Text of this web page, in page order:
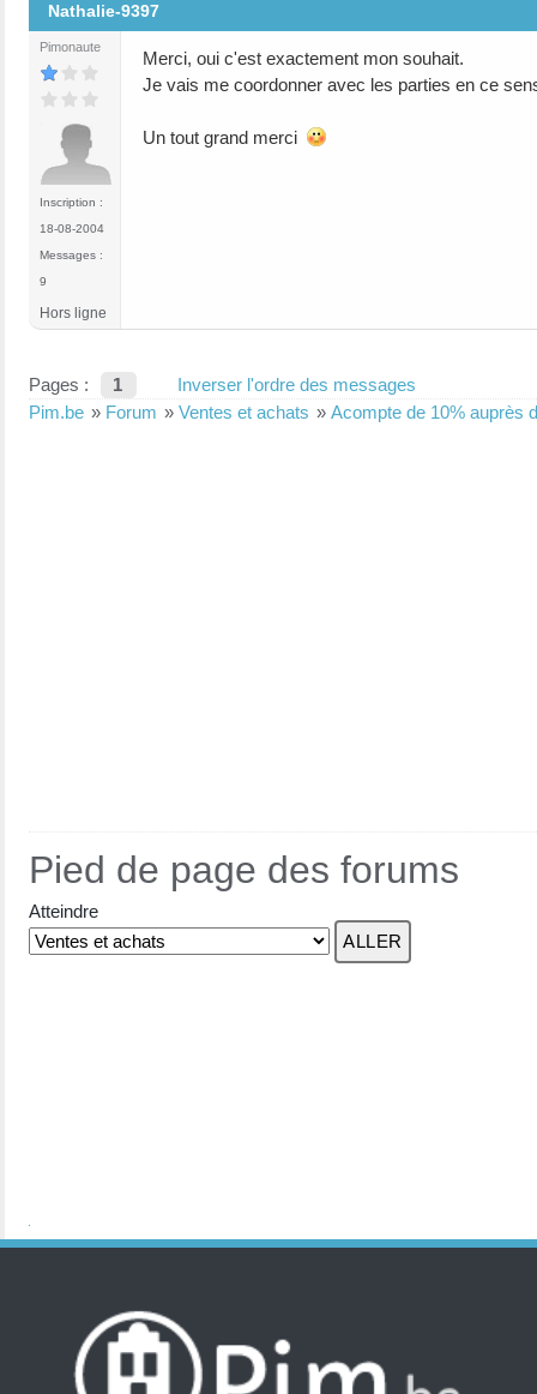
Nathalie-9397
Pimonaute
Inscription :
18-08-2004
Messages :
9
Merci, oui c'est exactement mon souhait.
Je vais me coordonner avec les parties en ce
Un tout grand merci
Hors ligne
Pages : 1
Inverser l'ordre des messages
Pim.be » Forum » Ventes et achats » Acompte de 10% auprès
Pied de page des forums
Atteindre